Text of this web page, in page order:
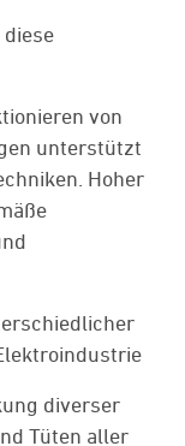
diese
von
unterstützt
Hoher
diverser
Tüten aller